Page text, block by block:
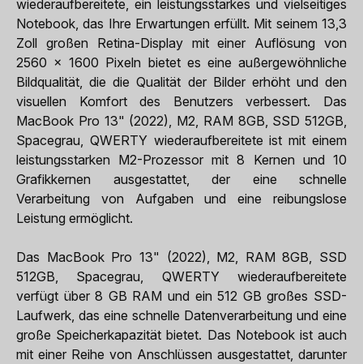
wiederaufbereitete, ein leistungsstarkes und vielseitiges
Notebook, das Ihre Erwartungen erfüllt. Mit seinem 13,3
Zoll großen Retina-Display mit einer Auflösung von
2560 x 1600 Pixeln bietet es eine außergewöhnliche
Bildqualität, die die Qualität der Bilder erhöht und den
visuellen Komfort des Benutzers verbessert. Das
MacBook Pro 13" (2022), M2, RAM 8GB, SSD 512GB,
Spacegrau, QWERTY wiederaufbereitete ist mit einem
leistungsstarken M2-Prozessor mit 8 Kernen und 10
Grafikkernen ausgestattet, der eine schnelle
Verarbeitung von Aufgaben und eine reibungslose
Leistung ermöglicht.
Das MacBook Pro 13" (2022), M2, RAM 8GB, SSD
512GB, Spacegrau, QWERTY wiederaufbereitete
verfügt über 8 GB RAM und ein 512 GB großes SSD-
Laufwerk, das eine schnelle Datenverarbeitung und eine
große Speicherkapazität bietet. Das Notebook ist auch
mit einer Reihe von Anschlüssen ausgestattet, darunter